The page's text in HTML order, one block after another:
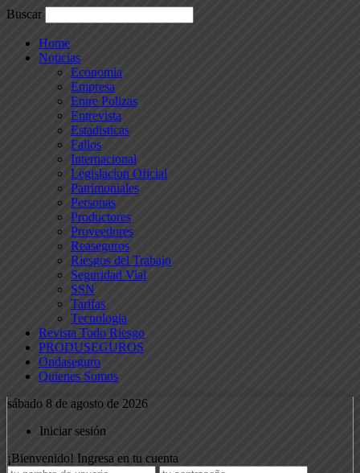
Buscar
Home
Noticias
Economia
Empresa
Entre Polizas
Entrevista
Estadisticas
Fallos
Internacional
Legislacion Oficial
Patrimoniales
Personas
Productores
Proveedores
Reaseguros
Riesgos del Trabajo
Seguridad Vial
SSN
Tarifas
Tecnologia
Revista Todo Riesgo
PRODUSEGUROS
Ondaseguro
Quienes Somos
sábado 8 de agosto de 2026
Iniciar sesión
¡Bienvenido! Ingresa en tu cuenta